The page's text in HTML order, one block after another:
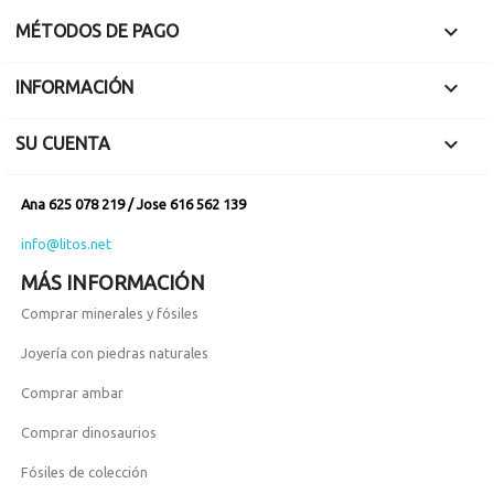
MÉTODOS DE PAGO 
INFORMACIÓN 
SU CUENTA 
Ana 625 078 219 / Jose 616 562 139
info@litos.net
MÁS INFORMACIÓN
Comprar minerales y fósiles
Joyería con piedras naturales
Comprar ambar
Comprar dinosaurios
Fósiles de colección